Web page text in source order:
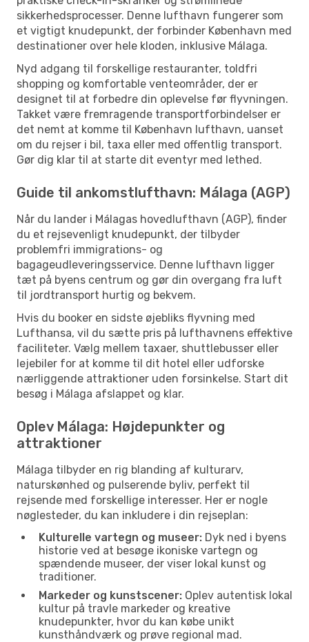
sikkerhedsprocesser. Denne lufthavn fungerer som
et vigtigt knudepunkt, der forbinder København med
destinationer over hele kloden, inklusive Málaga.
Nyd adgang til forskellige restauranter, toldfri
shopping og komfortable venteområder, der er
designet til at forbedre din oplevelse før flyvningen.
Takket være fremragende transportforbindelser er
det nemt at komme til København lufthavn, uanset
om du rejser i bil, taxa eller med offentlig transport.
Gør dig klar til at starte dit eventyr med lethed.
Guide til ankomstlufthavn: Málaga (AGP)
Når du lander i Málagas hovedlufthavn (AGP), finder
du et rejsevenligt knudepunkt, der tilbyder
problemfri immigrations- og
bagageudleveringsservice. Denne lufthavn ligger
tæt på byens centrum og gør din overgang fra luft
til jordtransport hurtig og bekvem.
Hvis du booker en sidste øjebliks flyvning med
Lufthansa, vil du sætte pris på lufthavnens effektive
faciliteter. Vælg mellem taxaer, shuttlebusser eller
lejebiler for at komme til dit hotel eller udforske
nærliggende attraktioner uden forsinkelse. Start dit
besøg i Málaga afslappet og klar.
Oplev Málaga: Højdepunkter og
attraktioner
Málaga tilbyder en rig blanding af kulturarv,
naturskønhed og pulserende byliv, perfekt til
rejsende med forskellige interesser. Her er nogle
nøglesteder, du kan inkludere i din rejseplan:
Kulturelle vartegn og museer: Dyk ned i byens
historie ved at besøge ikoniske vartegn og
spændende museer, der viser lokal kunst og
traditioner.
Markeder og kunstscener: Oplev autentisk lokal
kultur på travle markeder og kreative
knudepunkter, hvor du kan købe unikt
kunsthåndværk og prøve regional mad.